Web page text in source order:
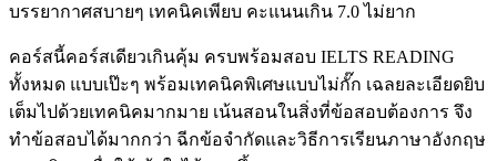
บรรยากาศสบายๆ เทคนิคเพียบ คะแนนเกิน 7.0 ไม่ยาก
คอร์สนี้คอร์สเดียวเกินคุ้ม ครบพร้อมสอบ IELTS READING
ทั้งหมด แบบเป๊ะๆ พร้อมเทคนิคพิเศษแบบไม่กั๊ก เฉลยละเอียดยิบ
เต็มไปด้วยเทคนิคมากมาย เน้นสอนในสิ่งที่ข้อสอบต้องการ จึง
ทำข้อสอบได้มากกว่า ฉีกข้อจำกัดและวิธีการเรียนภาษาอังกฤษ